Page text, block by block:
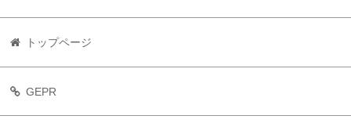
トップページ
GEPR